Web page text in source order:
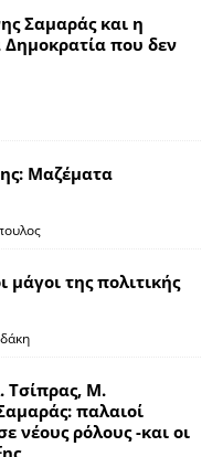
Σαμαράς και η
που δεν
Μαζέματα
μάγοι της πολιτικής
Τσίπρας, Μ.
παλαιοί
νέους ρόλους -και οι